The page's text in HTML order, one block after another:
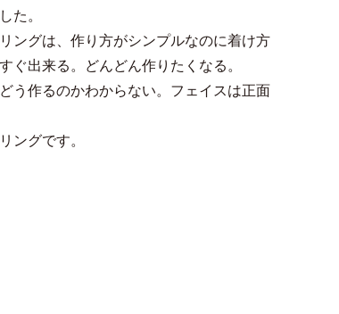
た。
ングは、作り方がシンプルなのに着け方
ぐ出来る。どんどん作りたくなる。
う作るのかわからない。フェイスは正面
ングです。